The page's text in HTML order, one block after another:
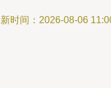
时间：2026-08-06